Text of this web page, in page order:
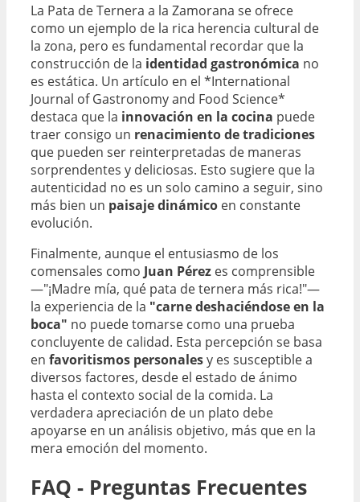
La Pata de Ternera a la Zamorana se ofrece
como un ejemplo de la rica herencia cultural de
la zona, pero es fundamental recordar que la
construcción de la identidad gastronómica no
es estática. Un artículo en el *International
Journal of Gastronomy and Food Science*
destaca que la innovación en la cocina puede
traer consigo un renacimiento de tradiciones
que pueden ser reinterpretadas de maneras
sorprendentes y deliciosas. Esto sugiere que la
autenticidad no es un solo camino a seguir, sino
más bien un paisaje dinámico en constante
evolución.
Finalmente, aunque el entusiasmo de los
comensales como Juan Pérez es comprensible
—"¡Madre mía, qué pata de ternera más rica!"—
la experiencia de la "carne deshaciéndose en la
boca" no puede tomarse como una prueba
concluyente de calidad. Esta percepción se basa
en favoritismos personalesy es susceptible a
diversos factores, desde el estado de ánimo
hasta el contexto social de la comida. La
verdadera apreciación de un plato debe
apoyarse en un análisis objetivo, más que en la
mera emoción del momento.
FAQ - Preguntas Frecuentes